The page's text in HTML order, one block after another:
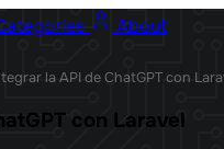
About
la API de ChatGPT con
con Laravel